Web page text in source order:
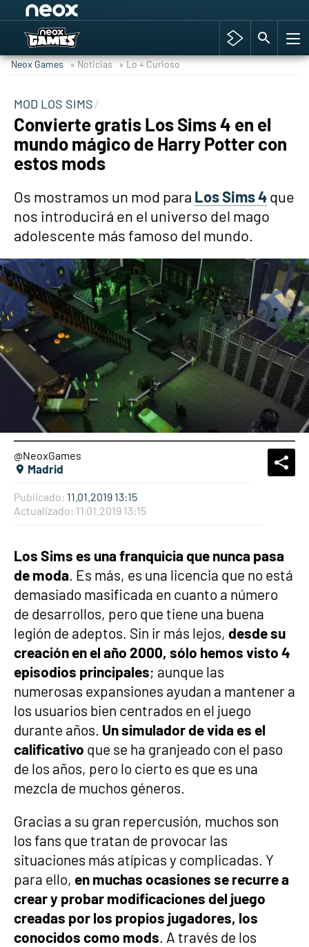
Hyrule Warriors: La Era del Cataclismo
Cyberpunk 2077
Hyrule Warriors
Neox Games » Noticias » Lo + Curioso
MOD LOS SIMS
Convierte gratis Los Sims 4 en el
mundo mágico de Harry Potter con
estos mods
Os mostramos un mod para Los Sims 4que
nos introducirá en el universo del mago
adolescente más famoso del mundo.
@NeoxGames
Madrid
Publicado: 11.01.2019 13:15
Actualizado: 11.01.2019 13:15
Los Sims es una franquicia que nunca pasa
de moda. Es más, es una licencia que no está
demasiado masificada en cuanto a número
de desarrollos, pero que tiene una buena
legión de adeptos. Sin ir más lejos, desde su
creación en el año 2000, sólo hemos visto 4
episodios principales; aunque las
numerosas expansiones ayudan a mantener a
los usuarios bien centrados en el juego
durante años. Un simulador de vida es el
calificativo que se ha granjeado con el paso
de los años, pero lo cierto es que es una
mezcla de muchos géneros.
Gracias a su gran repercusión, muchos son
los fans que tratan de provocar las
situaciones más atípicas y complicadas. Y
para ello, en muchas ocasiones se recurre a
crear y probar modificaciones del juego
creadas por los propios jugadores, los
conocidos como mods. A través de los